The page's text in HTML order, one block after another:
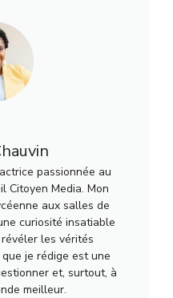
passionnée au
Media. Mon
aux salles de
curiosité insatiable
les vérités
je rédige est une
et, surtout, à
meilleur.